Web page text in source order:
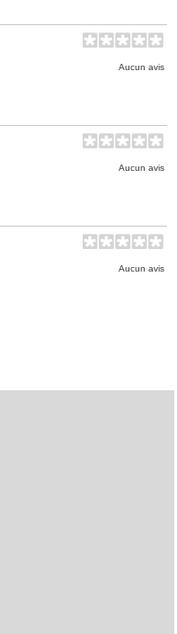
Aucun avis
Aucun avis
Aucun avis